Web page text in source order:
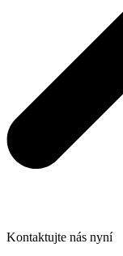
Kontaktujte nás nyní